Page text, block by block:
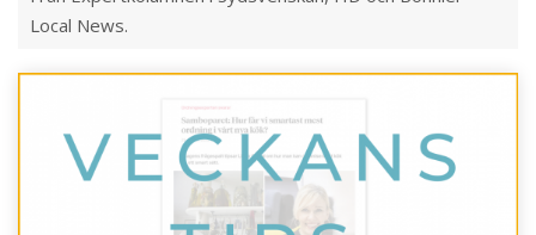
Local News.